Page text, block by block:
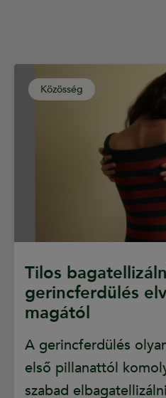
Közösség
Tilos
gerincferdülés
magától
A gerincferdülés
első pillanattól
szabad